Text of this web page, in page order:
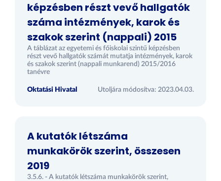
képzésben részt vevő hallgatók
száma intézmények, karok és
szakok szerint (nappali) 2015
A táblázat az egyetemi és főiskolai szintű képzésben
részt vevő hallgatók számát mutatja intézmények, karok
és szakok szerint (nappali munkarend) 2015/2016
tanévre
Oktatási Hivatal Utoljára módosítva: 2023.04.03.
A kutatók létszáma
munkakörök szerint, összesen
2019
3.5.6. - A kutatók létszáma munkakörök szerint,